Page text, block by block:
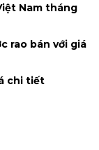
Nam tháng
rao bán với giá
chi tiết